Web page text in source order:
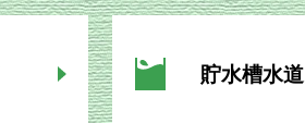
貯水槽水道